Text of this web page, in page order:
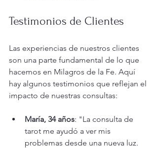
Testimonios de Clientes
Las experiencias de nuestros clientes
son una parte fundamental de lo que
hacemos en Milagros de la Fe. Aquí
hay algunos testimonios que reflejan el
impacto de nuestras consultas:
María, 34 años: "La consulta de
tarot me ayudó a ver mis
problemas desde una nueva luz.